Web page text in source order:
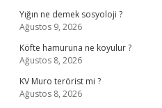
Yığın ne demek sosyoloji ?
Ağustos 9, 2026
Köfte hamuruna ne koyulur ?
Ağustos 8, 2026
KV Muro terörist mi ?
Ağustos 8, 2026